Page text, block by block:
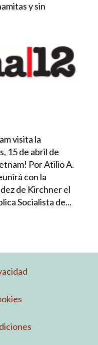
y sin
visita la
15 de abril de
Por Atilio A.
con la
de Kirchner el
Socialista de...